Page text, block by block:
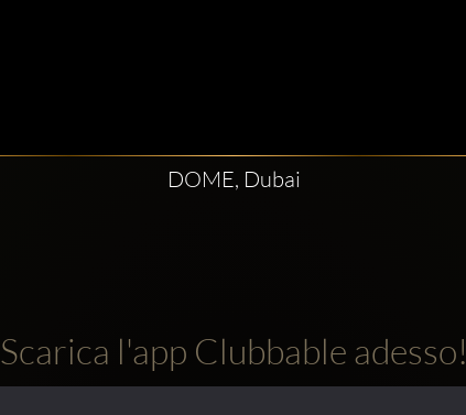
DOME, Dubai
Scarica l'app Clubbable adesso!